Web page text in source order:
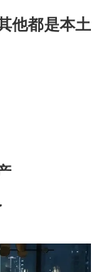
他都是本土